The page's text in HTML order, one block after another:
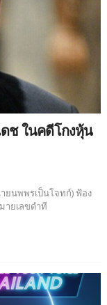
ช ในคดีโกงหุ้น
นพพรเป็นโจทก์) ฟ้อง
ายเลขดำที